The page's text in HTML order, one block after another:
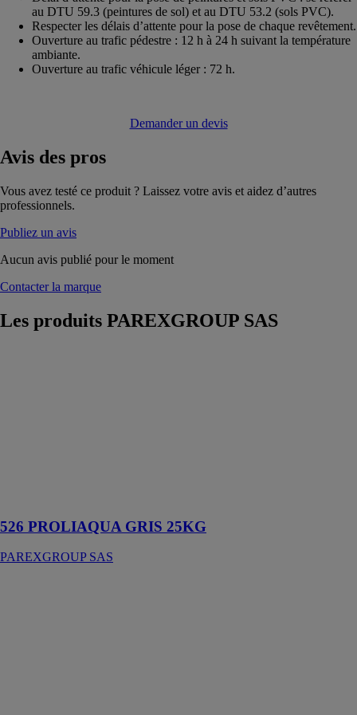
au DTU 59.3 (peintures de sol) et au DTU 53.2 (sols PVC).
Respecter les délais d’attente pour la pose de chaque revêtement.
Ouverture au trafic pédestre : 12 h à 24 h suivant la température
ambiante.
Ouverture au trafic véhicule léger : 72 h.
Demander un devis
Avis des pros
Vous avez testé ce produit ? Laissez votre avis et aidez d’autres
professionnels.
Publiez un avis
Aucun avis publié pour le moment
Contacter la marque
Les produits PAREXGROUP SAS
526 PROLIAQUA GRIS 25KG
PAREXGROUP SAS